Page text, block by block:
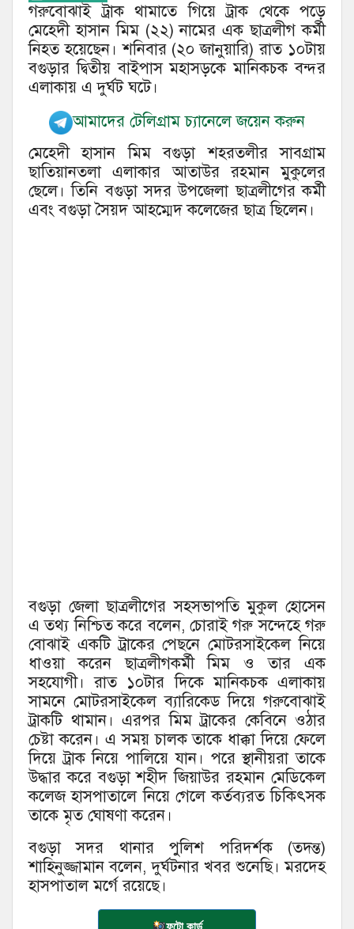
গরুবোঝাই ট্রাক থামাতে গিয়ে ট্রাক থেকে পড়ে
মেহেদী হাসান মিম (২২) নামের এক ছাত্রলীগ কর্মী
নিহত হয়েছেন। শনিবার (২০ জানুয়ারি) রাত ১০টায়
বগুড়ার দ্বিতীয় বাইপাস মহাসড়কে মানিকচক বন্দর
এলাকায় এ দুর্ঘট ঘটে।
আমাদের টেলিগ্রাম চ্যানেলে জয়েন করুন
মেহেদী হাসান মিম বগুড়া শহরতলীর সাবগ্রাম
ছাতিয়ানতলা এলাকার আতাউর রহমান মুকুলের
ছেলে। তিনি বগুড়া সদর উপজেলা ছাত্রলীগের কর্মী
এবং বগুড়া সৈয়দ আহম্মেদ কলেজের ছাত্র ছিলেন।
বগুড়া জেলা ছাত্রলীগের সহসভাপতি মুকুল হোসেন
এ তথ্য নিশ্চিত করে বলেন, চোরাই গরু সন্দেহে গরু
বোঝাই একটি ট্রাকের পেছনে মোটরসাইকেল নিয়ে
ধাওয়া করেন ছাত্রলীগকর্মী মিম ও তার এক
সহযোগী। রাত ১০টার দিকে মানিকচক এলাকায়
সামনে মোটরসাইকেল ব্যারিকেড দিয়ে গরুবোঝাই
ট্রাকটি থামান। এরপর মিম ট্রাকের কেবিনে ওঠার
চেষ্টা করেন। এ সময় চালক তাকে ধাক্কা দিয়ে ফেলে
দিয়ে ট্রাক নিয়ে পালিয়ে যান। পরে স্থানীয়রা তাকে
উদ্ধার করে বগুড়া শহীদ জিয়াউর রহমান মেডিকেল
কলেজ হাসপাতালে নিয়ে গেলে কর্তব্যরত চিকিৎসক
তাকে মৃত ঘোষণা করেন।
বগুড়া সদর থানার পুলিশ পরিদর্শক (তদন্ত)
শাহিনুজ্জামান বলেন, দুর্ঘটনার খবর শুনেছি। মরদেহ
হাসপাতাল মর্গে রয়েছে।